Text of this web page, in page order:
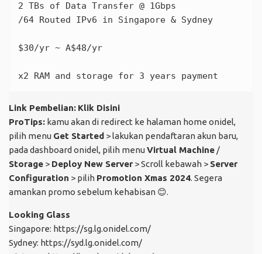
2 TBs of Data Transfer @ 1Gbps
/64 Routed IPv6 in Singapore & Sydney
$30/yr ~ A$48/yr
x2 RAM and storage for 3 years payment
Link Pembelian: Klik Disini
ProTips: kamu akan di redirect ke halaman home onidel,
pilih menu Get Started > lakukan pendaftaran akun baru,
pada dashboard onidel, pilih menuVirtual Machine /
Storage > Deploy New Server > Scroll kebawah > Server
Configuration > pilih Promotion Xmas 2024. Segera
amankan promo sebelum kehabisan 😊.
Looking Glass
Singapore: https://sg.lg.onidel.com/
Sydney: https://syd.lg.onidel.com/